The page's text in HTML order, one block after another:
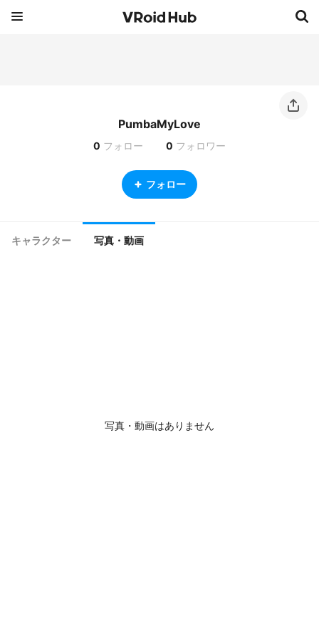
PumbaMyLove
0 フォロー 0 フォロワー
フォロー
キャラクター 写真・動画
写真・動画はありません